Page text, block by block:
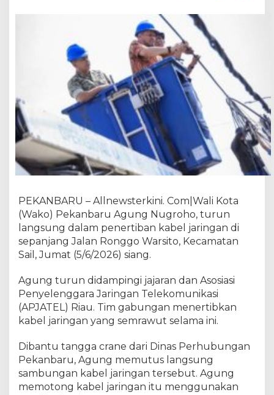
N
u
g
r
u
r
n
L
a
n
g
u
n
g
T
e
t
i
b
k
PEKANBARU – Allnewsterkini. Com|Wali Kota
(Wako) Pekanbaru Agung Nugroho, turun
langsung dalam penertiban kabel jaringan di
sepanjang Jalan Ronggo Warsito, Kecamatan
Sail, Jumat (5/6/2026) siang.
Agung turun didampingi jajaran dan Asosiasi
Penyelenggara Jaringan Telekomunikasi
(APJATEL) Riau. Tim gabungan menertibkan
kabel jaringan yang semrawut selama ini.
Dibantu tangga crane dari Dinas Perhubungan
Pekanbaru, Agung memutus langsung
sambungan kabel jaringan tersebut. Agung
memotong kabel jaringan itu menggunakan